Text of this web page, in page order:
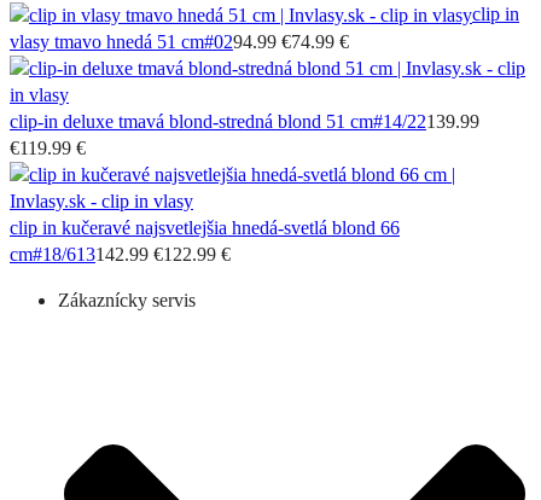
clip in
vlasy tmavo hnedá 51 cm#0294.99 €74.99 €
clip-in deluxe tmavá blond-stredná blond 51 cm#14/22139.99
€119.99 €
clip in kučeravé najsvetlejšia hnedá-svetlá blond 66
cm#18/613142.99 €122.99 €
Zákaznícky servis